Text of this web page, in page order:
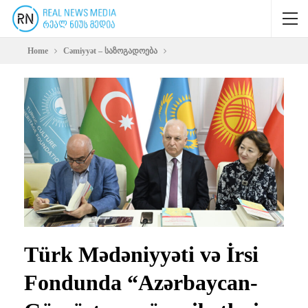
Home Cəmiyyət – საზოგადოება
Türk Mədəniyyəti və İrsi
Fondunda “Azərbaycan-